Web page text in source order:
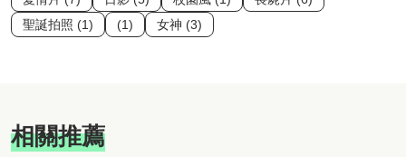
聖誕拍照 (1)
(1) 女神 (3)
相關推薦